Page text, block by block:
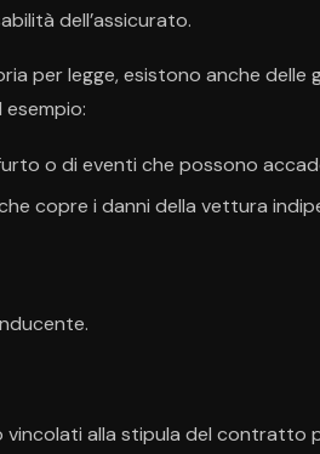
dell’assicurato.
per legge, esistono anche delle
o di eventi che possono
copre i danni della vettura
vincolati alla stipula del contratto